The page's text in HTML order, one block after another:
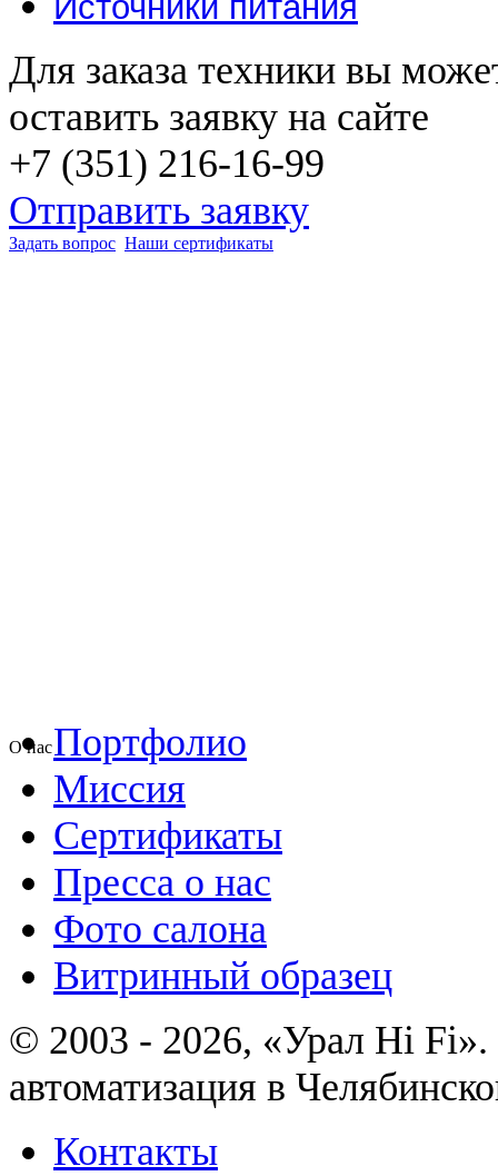
Для заказа техники вы
оставить заявку на сайте
+7 (351) 216-16-99
Отправить заявку
Задать вопрос Наши сертификаты
О насПортфолио
Миссия
Сертификаты
Пресса о нас
Фото салона
Витринный образец
© 2003 - 2026, «Урал Hi
автоматизация в
Контакты